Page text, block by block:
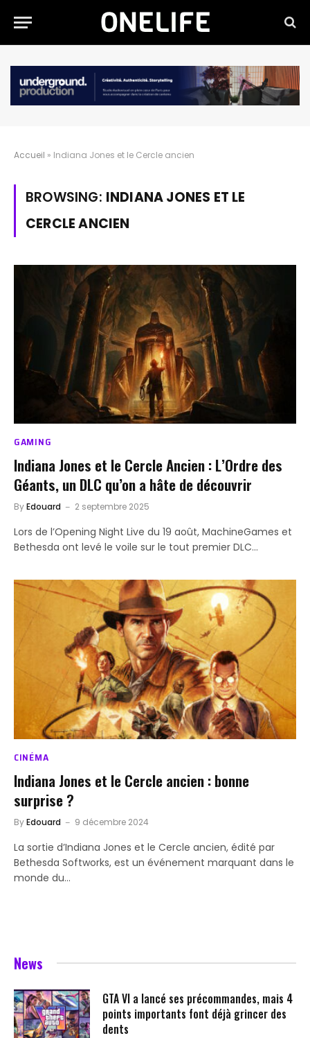
Accueil » Indiana Jones et le Cercle ancien
BROWSING: INDIANA JONES ET LE
CERCLE ANCIEN
GAMING
Indiana Jones et le Cercle Ancien : L’Ordre des
Géants, un DLC qu’on a hâte de découvrir
ByEdouard 2 septembre 2025
Lors de l’Opening Night Live du 19 août, MachineGames et
Bethesda ont levé le voile sur le tout premier DLC…
CINÉMA
Indiana Jones et le Cercle ancien : bonne
surprise ?
ByEdouard 9 décembre 2024
La sortie d’Indiana Jones et le Cercle ancien, édité par
Bethesda Softworks, est un événement marquant dans le
monde du…
News
GTA VI a lancé ses précommandes, mais 4
points importants font déjà grincer des
dents